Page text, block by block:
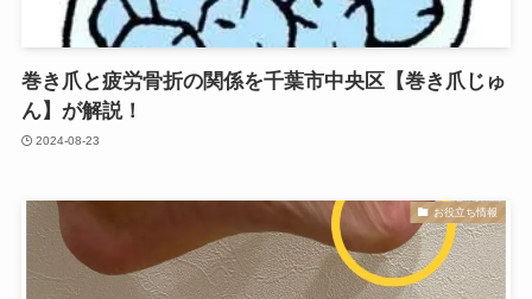
巻き爪と疲労骨折の関係を千葉市中央区【巻き爪じゅ
ん】が解説！
2024-08-23
お役立ち情報